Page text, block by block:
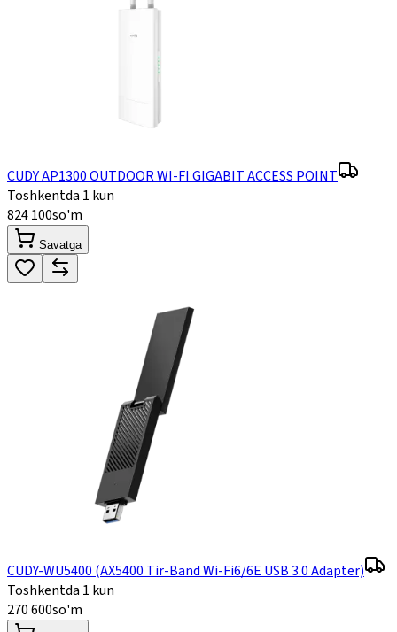
CUDY AP1300 OUTDOOR WI-FI GIGABIT ACCESS POINT
Toshkentda 1 kun
824 100so'm
Savatga
CUDY-WU5400 (AX5400 Tir-Band Wi-Fi6/6E USB 3.0 Adapter)
Toshkentda 1 kun
270 600so'm